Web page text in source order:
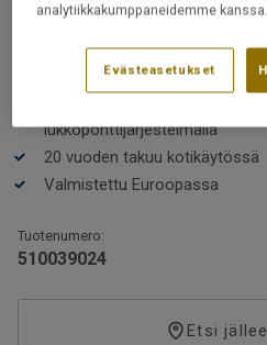
Kestävä ja helppohoitoinen
PEFC-sertifioitu (PEFC / 05-
Klassiset ja luonnolliset
lukkoponttijärjestelmällä
20 vuoden takuu kotikäytössä
Valmistettu Euroopassa
Tuotenumero:
510039024
Etsi
analytiikkakumppaneidemme kanssa.
Evästeasetukset